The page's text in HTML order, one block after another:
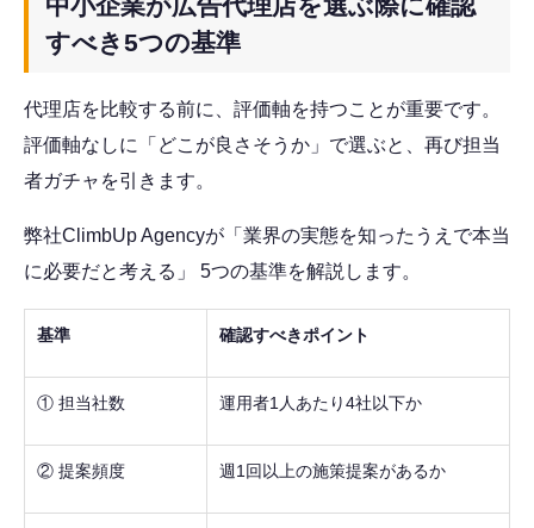
すべき5つの基準
代理店を比較する前に、評価軸を持つことが重要です。
評価軸なしに「どこが良さそうか」で選ぶと、再び担当
者ガチャを引きます。
弊社ClimbUp Agencyが「業界の実態を知ったうえで本当
に必要だと考える」 5つの基準を解説します。
基準 確認すべきポイント
① 担当社数 運用者1人あたり4社以下か
② 提案頻度 週1回以上の施策提案があるか